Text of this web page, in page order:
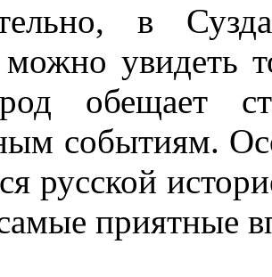
в
увидеть
обещает
событиям.
русской
приятные